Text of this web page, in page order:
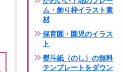
ム・飾り枠イラスト素
材
保育園・園児のイラス
ト
熨斗紙（のし）の無料
テンプレートをダウン